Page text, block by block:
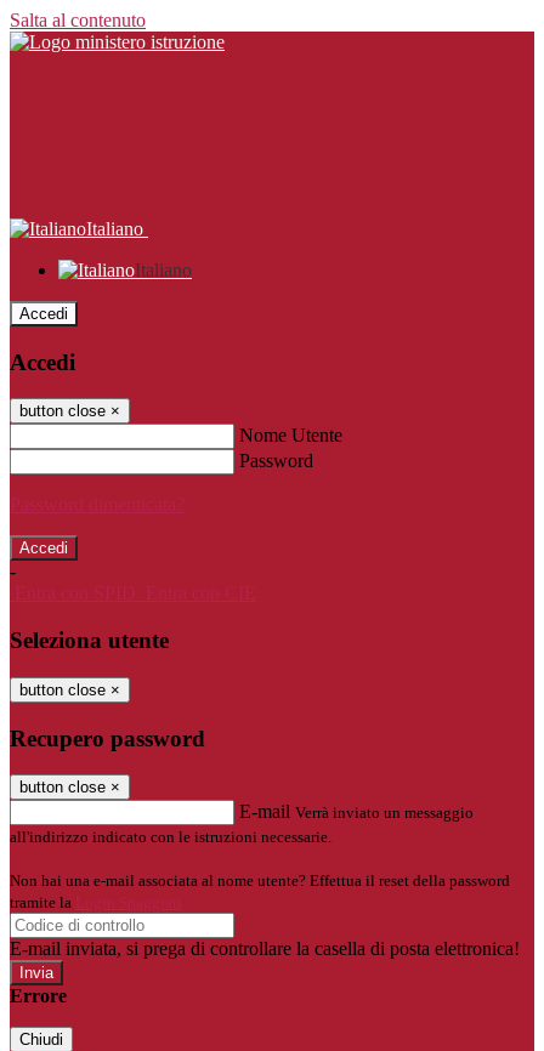
Salta al contenuto
Italiano
Italiano
Accedi
Accedi
button close ×
Nome Utente
Password
Password dimenticata?
-
Entra con SPID
Entra con CIE
Seleziona utente
button close ×
Recupero password
button close ×
E-mail Verrà inviato un messaggio
all'indirizzo indicato con le istruzioni necessarie.
Non hai una e-mail associata al nome utente? Effettua il reset della password
tramite la
Login Spaggiari
E-mail inviata, si prega di controllare la casella di posta elettronica!
Errore
Chiudi